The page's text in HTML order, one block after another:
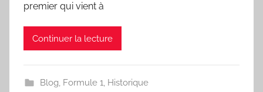
premier qui vient à
Continuer la lecture
Blog, Formule 1, Historique